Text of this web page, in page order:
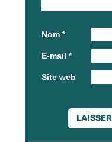
Nom *
E-mail *
Site web